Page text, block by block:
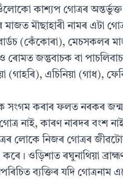
কাশ্যপ গোত্ৰৰ
মৗছাহাৰী নামৰ এটা
(কেঁকোৰা), মেচসকলৰ
ৰোমত জন্তুবাচক বা
(গাহৰি), এচিনিয়া (গাধ),
সংগম কৰাৰ ফলত নৰকৰ জন্ম
নাই, কাৰণ নাৰদৰ বংশ
লোকে নিজৰ গোত্ৰৰ
ওড়িশাত ৰঘুনাথিয়া
ব্যক্তিৰ যদি গোত্ৰনাম